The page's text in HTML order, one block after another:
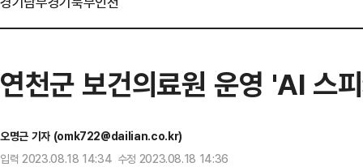
연천군 보건의료원 운영 'AI 스
오명근 기자 (omk722@dailian.co.kr)
입력 2023.08.18 14:34 수정 2023.08.18 14:36